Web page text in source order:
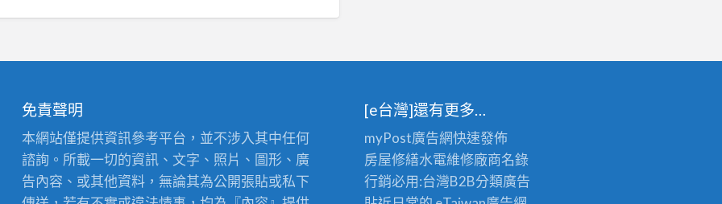
免責聲明
本網站僅提供資訊參考平台，並不涉入其中任何
諮詢。所載一切的資訊、文字、照片、圖形、廣
告內容、或其他資料，無論其為公開張貼或私下
[e台灣]還有更多…
myPost廣告網快速發佈
房屋修繕水電維修廠商名錄
行銷必用:台灣B2B分類廣告